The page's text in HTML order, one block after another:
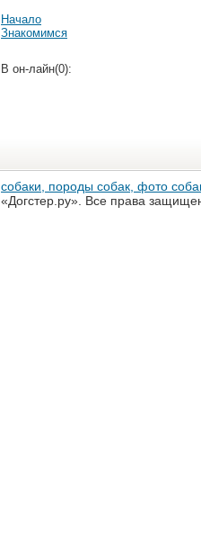
Начало
Знакомимся
В он-лайн(0):
собаки, породы собак, фото
«Догстер.ру». Все права